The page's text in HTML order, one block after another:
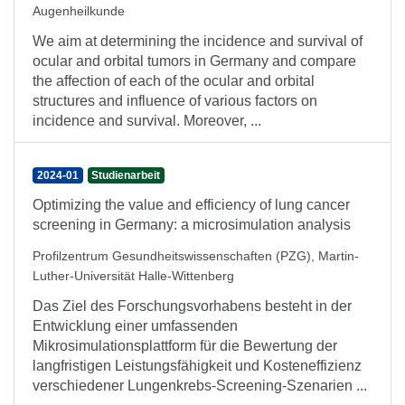
Augenheilkunde
We aim at determining the incidence and survival of
ocular and orbital tumors in Germany and compare
the affection of each of the ocular and orbital
structures and influence of various factors on
incidence and survival. Moreover, ...
2024-01 Studienarbeit
Optimizing the value and efficiency of lung cancer
screening in Germany: a microsimulation analysis
Profilzentrum Gesundheitswissenschaften (PZG), Martin-
Luther-Universität Halle-Wittenberg
Das Ziel des Forschungsvorhabens besteht in der
Entwicklung einer umfassenden
Mikrosimulationsplattform für die Bewertung der
langfristigen Leistungsfähigkeit und Kosteneffizienz
verschiedener Lungenkrebs-Screening-Szenarien ...